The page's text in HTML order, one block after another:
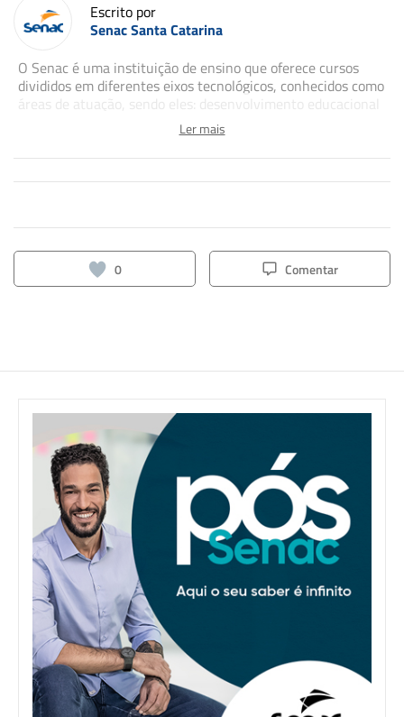
Escrito por
Senac Santa Catarina
O Senac é uma instituição de ensino que oferece cursos
divididos em diferentes eixos tecnológicos, conhecidos como
e social; ambiente e saúde; gestão e negócios; turismo,
hospitalidade e lazer; informação e comunicação;
infraestrutura; produção alimentícia; produção cultural e
design; recursos naturais; e segurança. Esses eixos
contribuindo com o crescimento de Santa Catarina.
Ler mais
0 Comentar